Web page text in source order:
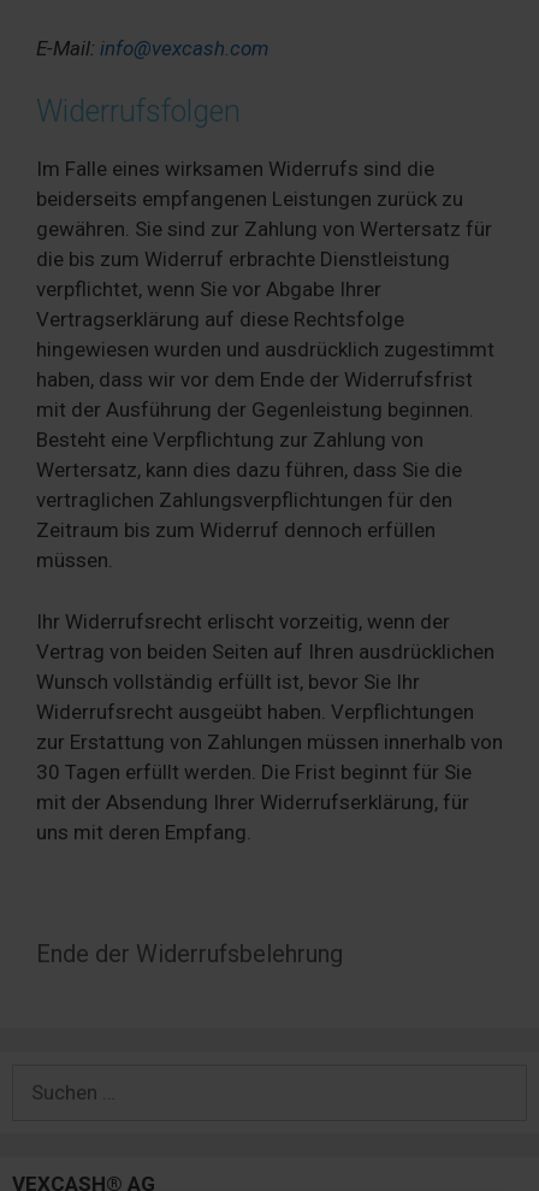
E-Mail: info@vexcash.com
Widerrufsfolgen
Im Falle eines wirksamen Widerrufs sind die
beiderseits empfangenen Leistungen zurück zu
gewähren. Sie sind zur Zahlung von Wertersatz für
die bis zum Widerruf erbrachte Dienstleistung
verpflichtet, wenn Sie vor Abgabe Ihrer
Vertragserklärung auf diese Rechtsfolge
hingewiesen wurden und ausdrücklich zugestimmt
haben, dass wir vor dem Ende der Widerrufsfrist
mit der Ausführung der Gegenleistung beginnen.
Besteht eine Verpflichtung zur Zahlung von
Wertersatz, kann dies dazu führen, dass Sie die
vertraglichen Zahlungsverpflichtungen für den
Zeitraum bis zum Widerruf dennoch erfüllen
müssen.
Ihr Widerrufsrecht erlischt vorzeitig, wenn der
Vertrag von beiden Seiten auf Ihren ausdrücklichen
Wunsch vollständig erfüllt ist, bevor Sie Ihr
Widerrufsrecht ausgeübt haben. Verpflichtungen
zur Erstattung von Zahlungen müssen innerhalb von
30 Tagen erfüllt werden. Die Frist beginnt für Sie
mit der Absendung Ihrer Widerrufserklärung, für
uns mit deren Empfang.
Ende der Widerrufsbelehrung
nach:
VEXCASH® AG